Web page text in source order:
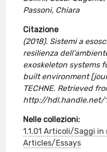
Passoni, Chiara
Citazione
(2018). Sistemi a
resilienza
exoskeleton systems
built environment
TECHNE. Retrieved
http://hdl.handle.net/
Nelle collezioni:
1.1.01 Articoli/Saggi
Articles/Essays